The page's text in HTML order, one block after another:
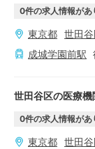
0件の求人情報があ
東京都 世田
成城学園前駅
世田谷区の医療機
0件の求人情報があ
東京都 世田